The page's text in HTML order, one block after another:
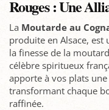
Rouges : Une
La Moutarde au
produite en Alsace,
la finesse de la
célèbre spiritueux
apporte à vos plats
transformant chaque
raffinée.